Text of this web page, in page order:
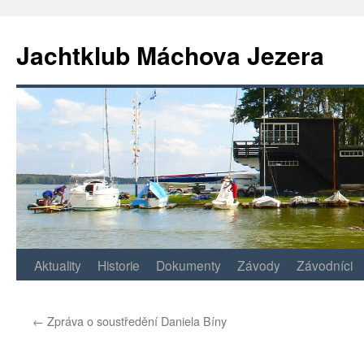
Jachtklub Máchova Jezera
Přejít
obsahu
Aktuality Historie Dokumenty Závody Závodníci
← Zpráva o soustředění Daniela Bíny